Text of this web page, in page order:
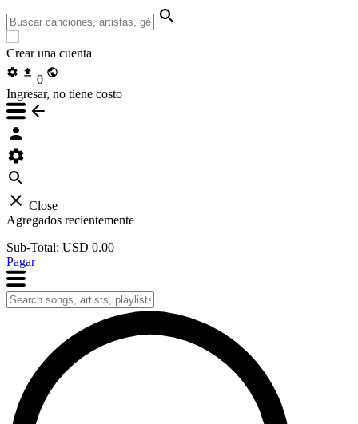
Crear una cuenta
0
Ingresar, no tiene costo
Close
Agregados recientemente
Sub-Total: USD 0.00
Pagar